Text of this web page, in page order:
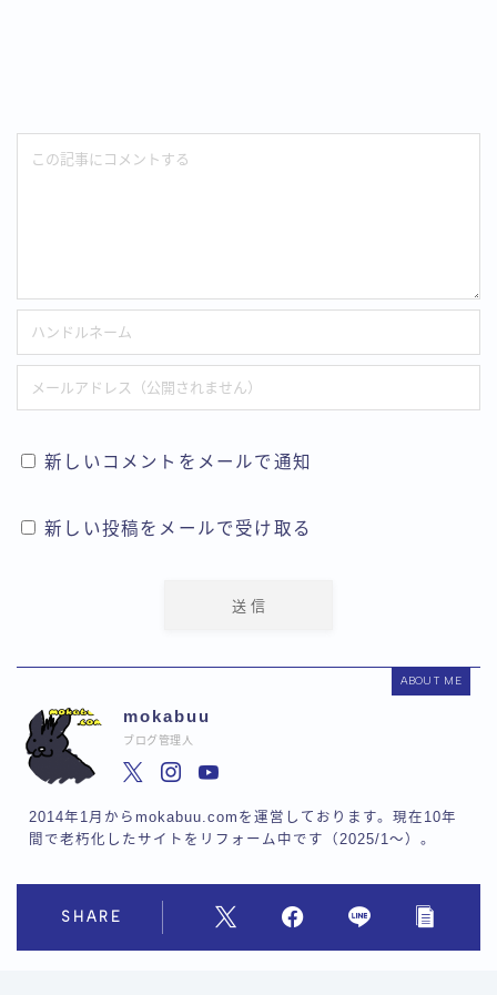
新しいコメントをメールで通知
新しい投稿をメールで受け取る
ABOUT ME
mokabuu
ブログ管理人
2014年1月からmokabuu.comを運営しております。現在10年
間で老朽化したサイトをリフォーム中です（2025/1〜）。
SHARE